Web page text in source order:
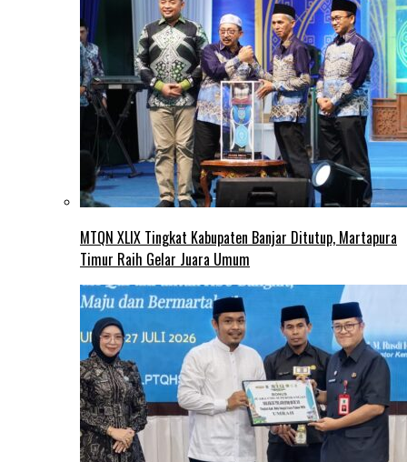
MTQN XLIX Tingkat Kabupaten Banjar Ditutup, Martapura
Timur Raih Gelar Juara Umum